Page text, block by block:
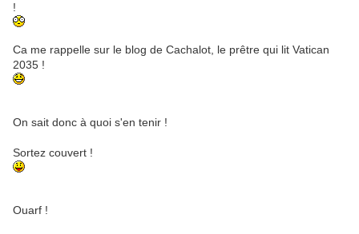
!
Ca me rappelle sur le blog de Cachalot, le prêtre qui lit Vatican
2035 !
On sait donc à quoi s'en tenir !
Sortez couvert !
Ouarf !